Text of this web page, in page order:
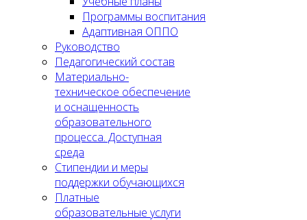
Программы воспитания
Адаптивная ОППО
Руководство
Педагогический состав
Материально-
техническое обеспечение
и оснащенность
образовательного
процесса. Доступная
среда
Стипендии и меры
поддержки обучающихся
Платные
образовательные услуги